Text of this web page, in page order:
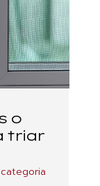
o
triar